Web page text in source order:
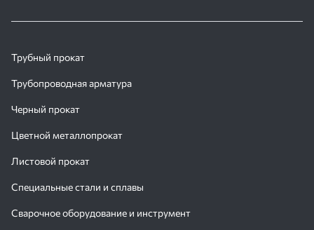
Трубный прокат
Трубопроводная арматура
Черный прокат
Цветной металлопрокат
Листовой прокат
Специальные стали и сплавы
Сварочное оборудование и инструмент